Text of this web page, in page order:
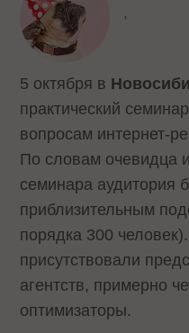
,
5 октября в
практический семинар
вопросам интернет-
По словам очевидца
семинара аудитория
приблизительным
порядка 300
присутствовали
агентств, примерно
оптимизаторы.